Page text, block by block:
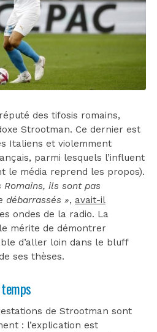
des tifosis romains,
Strootman. Ce dernier est
Italiens et violemment
parmi lesquels l’influent
le média reprend les propos).
Romains, ils sont pas
débarrassés », avait-il
ondes de la radio. La
mérite de démontrer
d’aller loin dans le bluff
ses thèses.
de Strootman sont
: l’explication est